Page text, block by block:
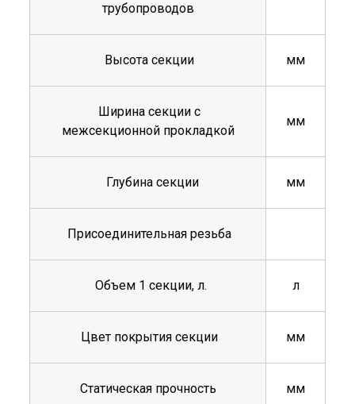
трубопроводов
Высота секции мм
Ширина секции с
межсекционной прокладкой
мм
Глубина секции мм
Присоединительная резьба
Объем 1 секции, л. л
Цвет покрытия секции мм
Статическая прочность мм